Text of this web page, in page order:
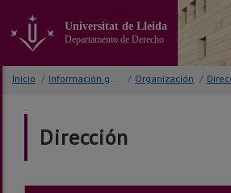
contenido
principal
Universitat de Lleida
Departamento de Derecho
Inicio / Información general / Organización /
Dirección